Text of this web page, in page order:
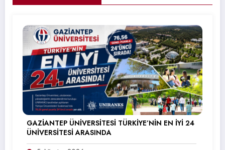
GAZİANTEP ÜNİVERSİTESİ TÜRKİYE’NİN EN İYİ 24
ÜNİVERSİTESİ ARASINDA